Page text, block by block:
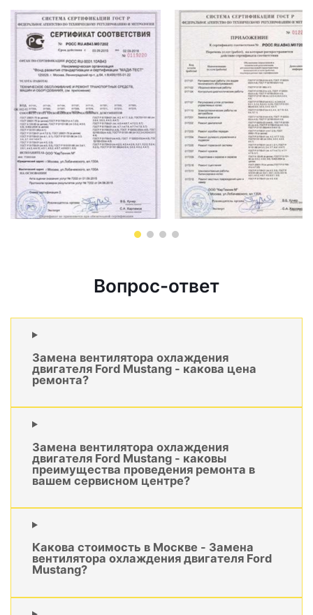
Вопрос-ответ
Замена вентилятора охлаждения
двигателя Ford Mustang - какова цена
ремонта?
Замена вентилятора охлаждения
двигателя Ford Mustang - каковы
преимущества проведения ремонта в
вашем сервисном центре?
Какова стоимость в Москве - Замена
вентилятора охлаждения двигателя Ford
Mustang?